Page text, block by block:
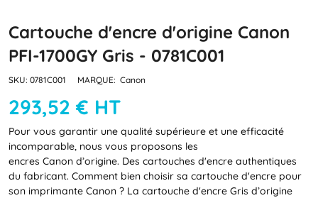
Cartouche d'encre d'origine Canon
PFI-1700GY Gris - 0781C001
SKU: 0781C001 MARQUE: Canon
293,52 € HT
Pour vous garantir une qualité supérieure et une efficacité
incomparable, nous vous proposons les
encres Canon d’origine. Des cartouches d'encre authentiques
du fabricant. Comment bien choisir sa cartouche d'encre pour
son imprimante Canon ? La cartouche d'encre Gris d’origine